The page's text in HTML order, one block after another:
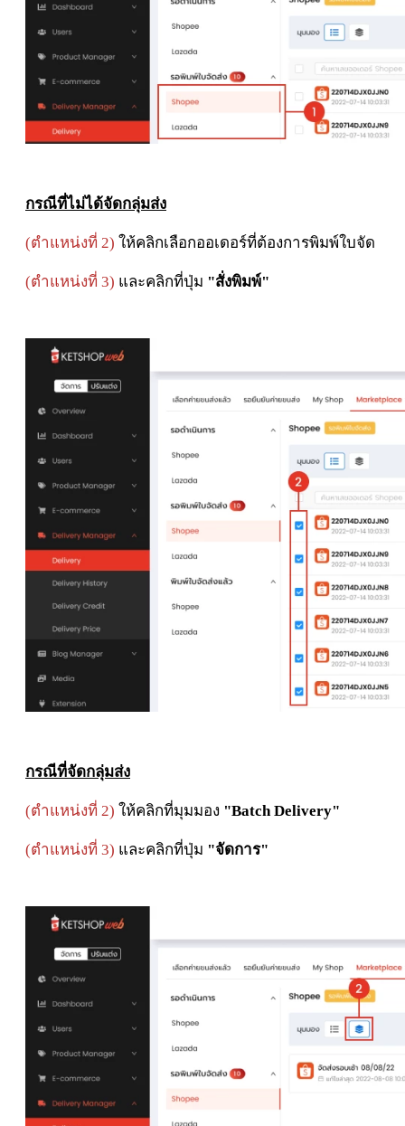
กรณีที่ไม่ได้จัดกลุ่มส่ง
(ตำแหน่งที่ 2) ให้คลิกเลือกออเดอร์ที่ต้องการพิมพ์ใบจัด
(ตำแหน่งที่ 3) และคลิกที่ปุ่ม "สั่งพิมพ์"
กรณีที่จัดกลุ่มส่ง
(ตำแหน่งที่ 2) ให้คลิกที่มุมมอง "Batch Delivery"
(ตำแหน่งที่ 3) และคลิกที่ปุ่ม "จัดการ"